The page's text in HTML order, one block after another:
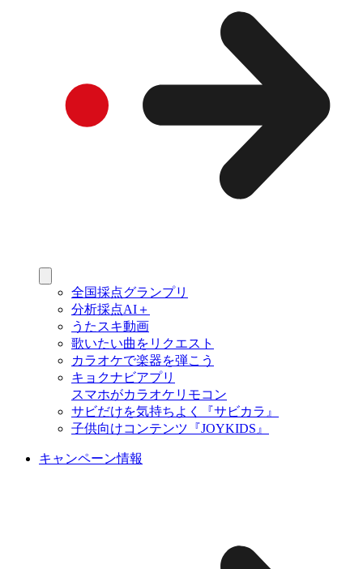
全国採点グランプリ
分析採点AI＋
うたスキ動画
歌いたい曲をリクエスト
カラオケで楽器を弾こう
キョクナビアプリ
スマホがカラオケリモコン
サビだけを気持ちよく『サビカラ』
子供向けコンテンツ『JOYKIDS』
キャンペーン情報